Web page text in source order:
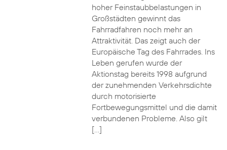
hoher Feinstaubbelastungen in
Großstädten gewinnt das
Fahrradfahren noch mehr an
Attraktivität. Das zeigt auch der
Europäische Tag des Fahrrades. Ins
Leben gerufen wurde der
Aktionstag bereits 1998 aufgrund
der zunehmenden Verkehrsdichte
durch motorisierte
Fortbewegungsmittel und die damit
verbundenen Probleme. Also gilt
[…]